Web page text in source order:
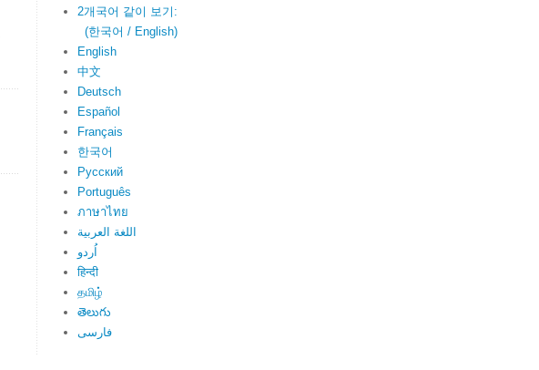
2개국어 같이 보기:
(한국어 / English)
English
中文
Deutsch
Español
Français
한국어
Русский
Português
ภาษาไทย
اللغة العربية
اُردو
हिन्दी
தமிழ்
తెలుగు
فارسی